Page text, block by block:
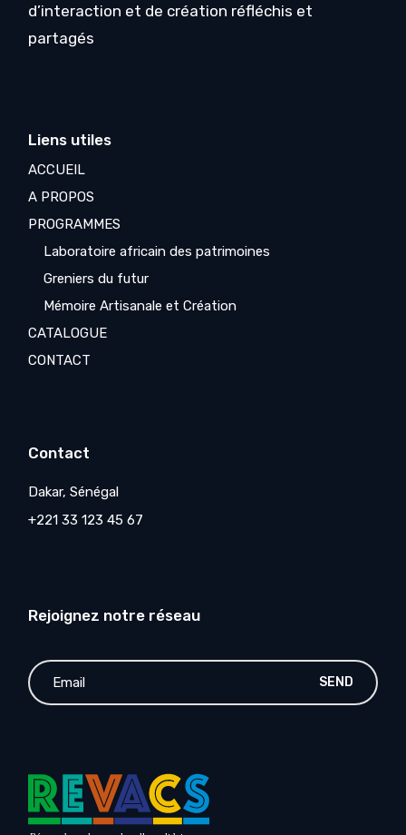
d’interaction et de création réfléchis et
partagés
Liens utiles
ACCUEIL
A PROPOS
PROGRAMMES
Laboratoire africain des patrimoines
Greniers du futur
Mémoire Artisanale et Création
CATALOGUE
CONTACT
Contact
Dakar, Sénégal
+221 33 123 45 67
Rejoignez notre réseau
SEND